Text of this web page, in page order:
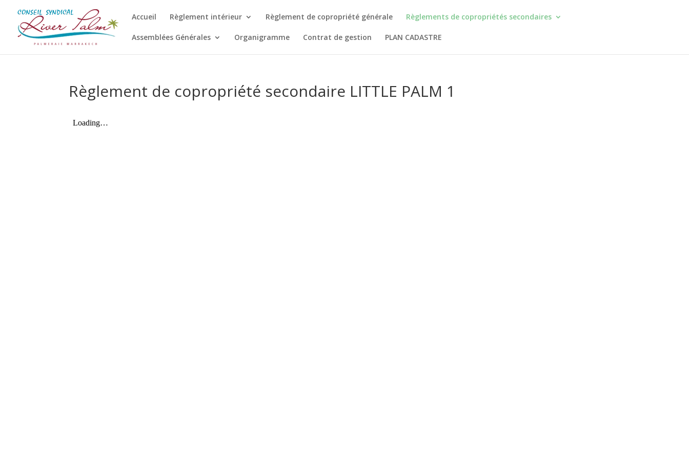
Accueil Règlement intérieur Règlement de copropriété générale Règlements de copropriétés secondaires
Assemblées Générales Organigramme Contrat de gestion PLAN CADASTRE
Règlement de copropriété secondaire LITTLE PALM 1